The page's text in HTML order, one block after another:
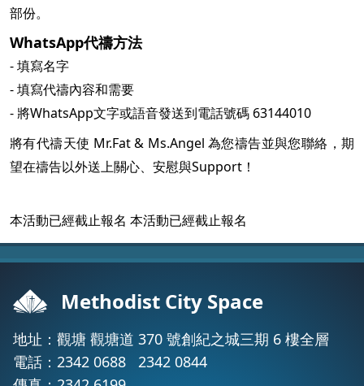
部份。
WhatsApp代禱方法
- 填寫名字
- 填寫代禱內容和需要
- 將WhatsApp文字或語音發送到電話號碼 63144010
將有代禱天使 Mr.Fat & Ms.Angel 為您禱告並與您聯絡，期
望在禱告以外送上關心、安慰與Support！
本活動已經截止報名 本活動已經截止報名
Methodist City Space
地址：觀塘 觀塘道 370 號創紀之城三期 6 樓全層
電話： 2342 0688
2342 0844